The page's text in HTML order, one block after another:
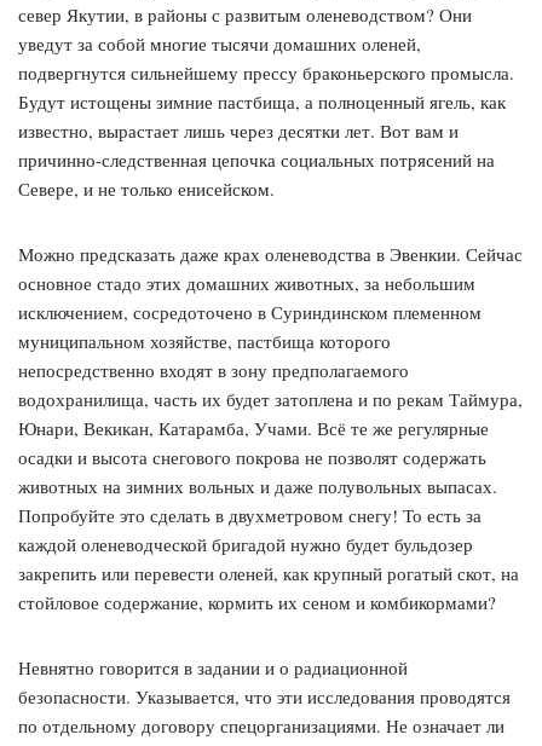
север Якутии, в районы с развитым оленеводством? Они
уведут за собой многие тысячи домашних оленей,
подвергнутся сильнейшему прессу браконьерского промысла.
Будут истощены зимние пастбища, а полноценный ягель, как
известно, вырастает лишь через десятки лет. Вот вам и
причинно-следственная цепочка социальных потрясений на
Севере, и не только енисейском.
Можно предсказать даже крах оленеводства в Эвенкии. Сейчас
основное стадо этих домашних животных, за небольшим
исключением, сосредоточено в Суриндинском племенном
муниципальном хозяйстве, пастбища которого
непосредственно входят в зону предполагаемого
водохранилища, часть их будет затоплена и по рекам Таймура,
Юнари, Векикан, Катарамба, Учами. Всё те же регулярные
осадки и высота снегового покрова не позволят содержать
животных на зимних вольных и даже полувольных выпасах.
Попробуйте это сделать в двухметровом снегу! То есть за
каждой оленеводческой бригадой нужно будет бульдозер
закрепить или перевести оленей, как крупный рогатый скот, на
стойловое содержание, кормить их сеном и комбикормами?
Невнятно говорится в задании и о радиационной
безопасности. Указывается, что эти исследования проводятся
по отдельному договору спецорганизациями. Не означает ли